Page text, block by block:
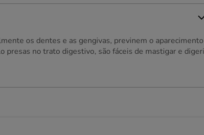
os dentes e as gengivas, previnem o
presas no trato digestivo, são fáceis de mastigar e